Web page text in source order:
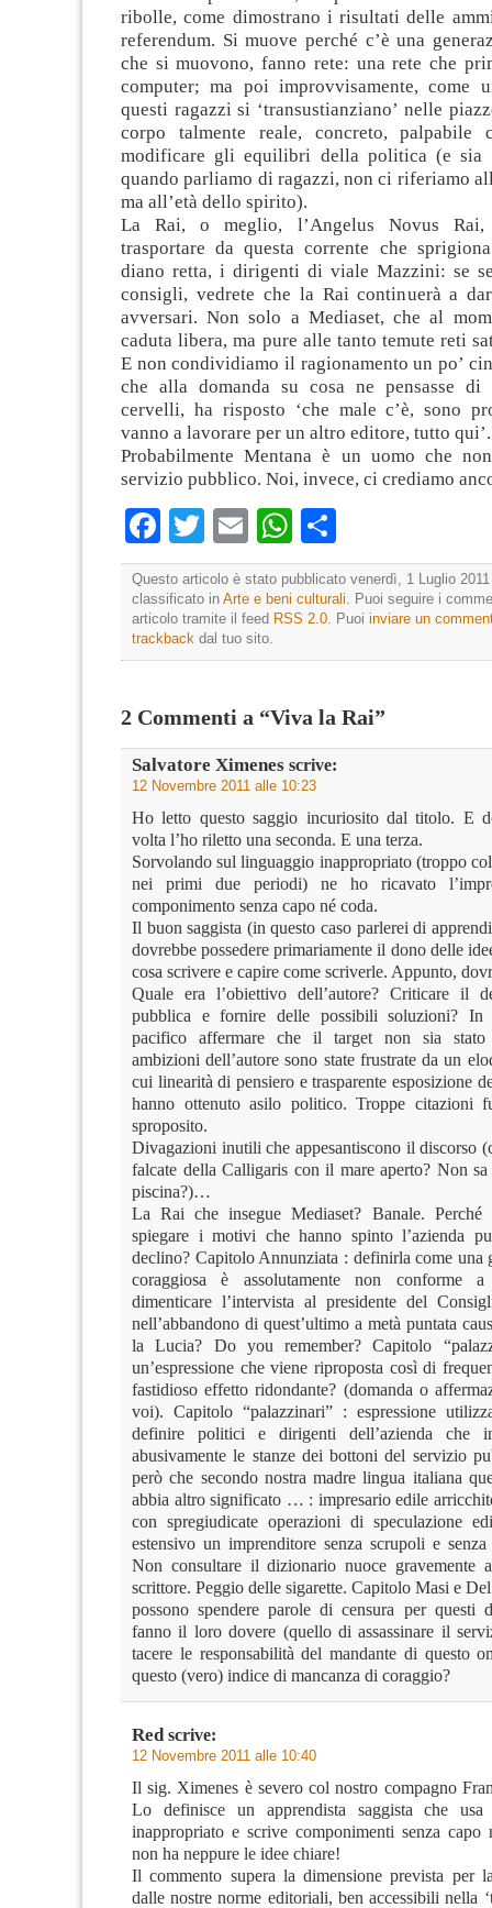
ribolle, come dimostrano i risultati delle
referendum. Si muove perché c’è una
che si muovono, fanno rete: una rete che
computer; ma poi improvvisamente, come
questi ragazzi si ‘transustianziano’ nelle
corpo talmente reale, concreto, palpabile
modificare gli equilibri della politica (e sia
quando parliamo di ragazzi, non ci riferiamo
ma all’età dello spirito).
La Rai, o meglio, l’Angelus Novus Rai,
trasportare da questa corrente che
diano retta, i dirigenti di viale Mazzini: se
consigli, vedrete che la Rai continuerà a
avversari. Non solo a Mediaset, che al
caduta libera, ma pure alle tanto temute reti
E non condividiamo il ragionamento un po’
che alla domanda su cosa ne pensasse
cervelli, ha risposto ‘che male c’è, sono
vanno a lavorare per un altro editore, tutto qui’.
Probabilmente Mentana è un uomo che
servizio pubblico. Noi, invece, ci crediamo
Facebook
TwitterEmailWhatsApp
Questo articolo è stato pubblicato venerdì, 1 Luglio
classificato in Arte e beni culturali. Puoi seguire i
articolo tramite il feed RSS 2.0. Puoi inviare un
trackback dal tuo sito.
2 Commenti a “Viva la Rai”
Salvatore Ximenes scrive:
12 Novembre 2011 alle 10:23
Ho letto questo saggio incuriosito dal titolo. E
volta l’ho riletto una seconda. E una terza.
Sorvolando sul linguaggio inappropriato (troppo
nei primi due periodi) ne ho ricavato
componimento senza capo né coda.
Il buon saggista (in questo caso parlerei di
dovrebbe possedere primariamente il dono delle
cosa scrivere e capire come scriverle. Appunto,
Quale era l’obiettivo dell’autore? Criticare il
pubblica e fornire delle possibili soluzioni? In
pacifico affermare che il target non sia stato
ambizioni dell’autore sono state frustrate da un
cui linearità di pensiero e trasparente esposizione
hanno ottenuto asilo politico. Troppe citazioni
sproposito.
Divagazioni inutili che appesantiscono il discorso
falcate della Calligaris con il mare aperto? Non
piscina?)…
La Rai che insegue Mediaset? Banale.
spiegare i motivi che hanno spinto l’azienda
declino? Capitolo Annunziata : definirla come una
coraggiosa è assolutamente non conforme
dimenticare l’intervista al presidente del
nell’abbandono di quest’ultimo a metà puntata
la Lucia? Do you remember? Capitolo
un’espressione che viene riproposta così di
fastidioso effetto ridondante? (domanda o
voi). Capitolo “palazzinari” : espressione
definire politici e dirigenti dell’azienda che
abusivamente le stanze dei bottoni del servizio
però che secondo nostra madre lingua italiana
abbia altro significato … : impresario edile
con spregiudicate operazioni di speculazione
estensivo un imprenditore senza scrupoli e senza
Non consultare il dizionario nuoce gravemente
scrittore. Peggio delle sigarette. Capitolo Masi e
possono spendere parole di censura per questi
fanno il loro dovere (quello di assassinare il
tacere le responsabilità del mandante di questo
questo (vero) indice di mancanza di coraggio?
Red scrive:
12 Novembre 2011 alle 10:40
Il sig. Ximenes è severo col nostro compagno
Lo definisce un apprendista saggista che
inappropriato e scrive componimenti senza
non ha neppure le idee chiare!
Il commento supera la dimensione prevista per
dalle nostre norme editoriali, ben accessibili nella